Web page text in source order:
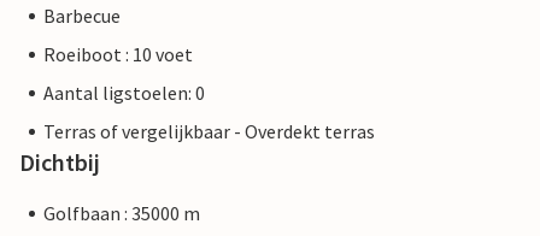
Barbecue
Roeiboot : 10 voet
Aantal ligstoelen: 0
Terras of vergelijkbaar - Overdekt terras
Dichtbij
Golfbaan : 35000 m